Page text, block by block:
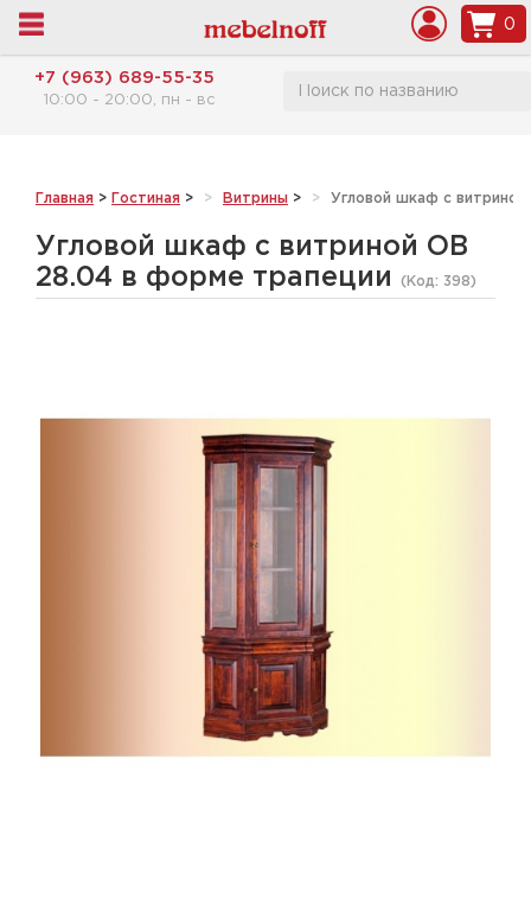
0
+7 (963) 689-55-35
10:00 - 20:00, пн - вс
Главная > Гостиная > Витрины > Угловой шкаф с
Угловой шкаф с витриной ОВ
28.04 в форме трапеции
(Код: 398)